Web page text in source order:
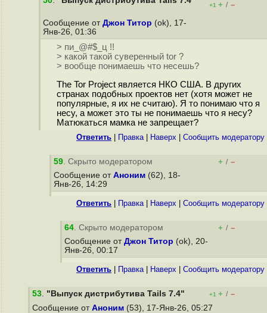
+1 + / –
Сообщение от Джон Титор (ok), 17-
Янв-26, 01:36
> пи_@#$_ц !!
> какой такой суверенный tor ?
> вообще понимаешь что несешь?
The Tor Project является НКО США. В других
странах подобных проектов нет (хотя может не
популярные, я их не считаю). Я то понимаю что я
несу, а может это ты не понимаешь что я несу?
Матюкаться мамка не запрещает?
Ответить Правка| Наверх Cообщить модератору
59. Скрыто модератором + / –
Сообщение от Аноним (62), 18-
Янв-26, 14:29
Ответить Правка| Наверх Cообщить модератору
64. Скрыто модератором + / –
Сообщение от Джон Титор (ok), 20-
Янв-26, 00:17
Ответить Правка| Наверх Cообщить модератору
53. "Выпуск дистрибутива Tails 7.4" +1 + / –
Сообщение от Аноним (53), 17-Янв-26, 05:27